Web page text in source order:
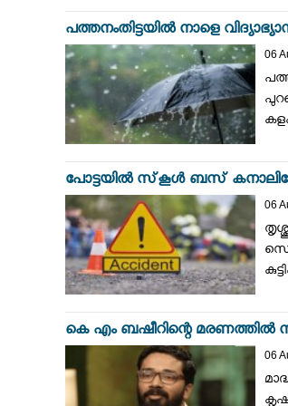
പത്തനംതിട്ടയില്‍ നാളെ
06
പോട്ടയില്‍ സ്‌കൂള്‍ ബസ്
06
കെ എം ബഷീറിന്റെ മരണത്തില്‍
06